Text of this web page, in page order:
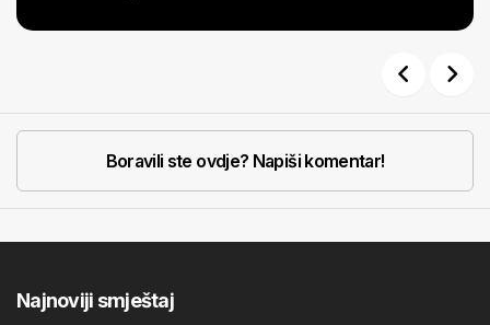
Boravili ste ovdje? Napiši komentar!
Najnoviji smještaj